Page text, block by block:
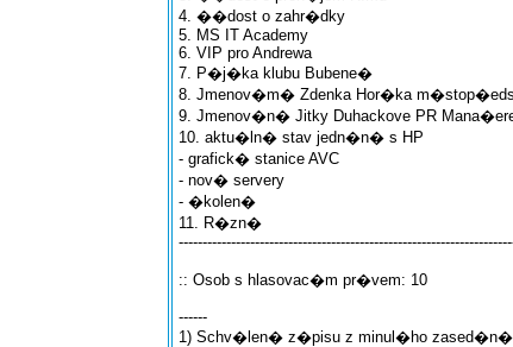
4. ��dost o zahr�dky
5. MS IT Academy
6. VIP pro Andrewa
7. P�j�ka klubu Bubene�
8. Jmenov�m� Zdenka Hor�ka
9. Jmenov�n� Jitky Duhackove PR
10. aktu�ln� stav jedn�n� s HP
- grafick� stanice AVC
- nov� servery
- �kolen�
11. R�zn�
:: Osob s hlasovac�m pr�vem: 10
------
1) Schv�len� z�pisu z minul�ho zased�n�